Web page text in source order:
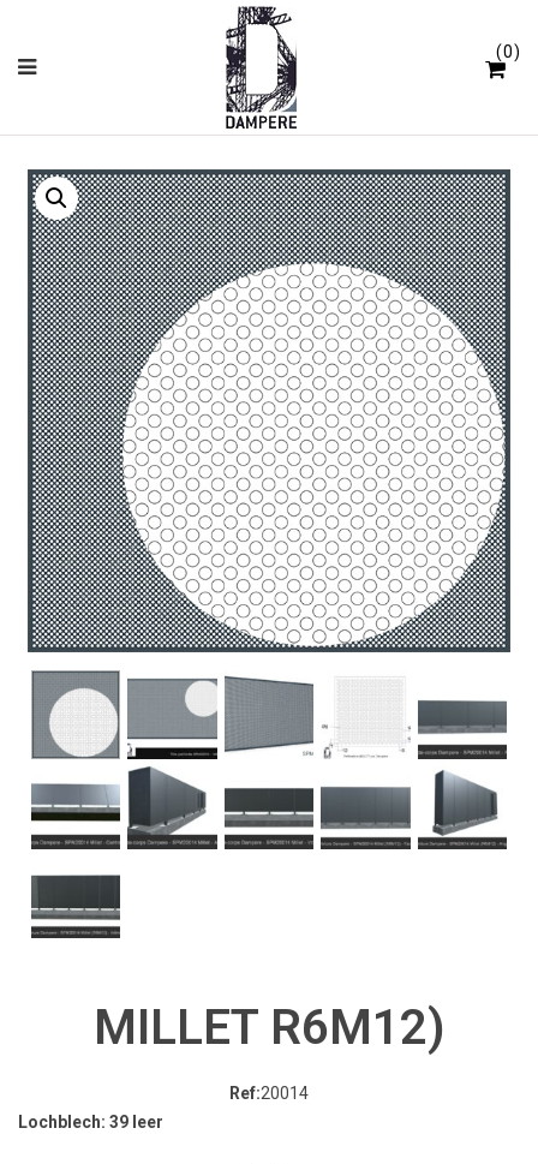
0
MILLET R6M12)
Ref:20014
Lochblech: 39 leer